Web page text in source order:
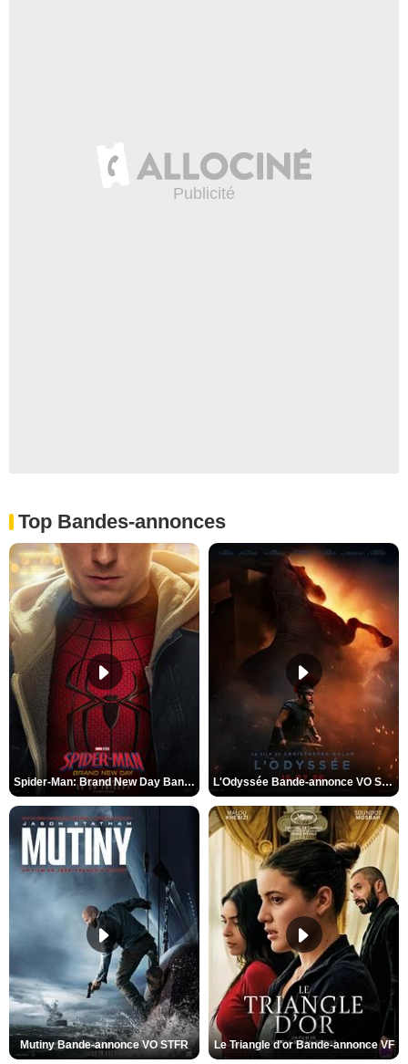
Top Bandes-annonces
Spider-Man: Brand New Day Bande-annonce VO STFR L'Odyssée Bande-annonce VO STFR
Mutiny Bande-annonce VO STFR Le Triangle d'or Bande-annonce VF